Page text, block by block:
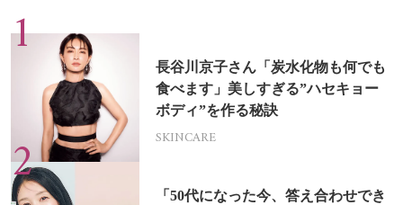
長谷川京子さん「炭水化物も何でも
食べます」美しすぎる”ハセキョー
ボディ”を作る秘訣
SKINCARE
「50代になった今、答え合わせでき